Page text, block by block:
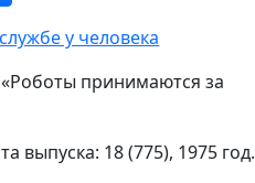
у человека
«Роботы принимаются за
выпуска: 18 (775), 1975 год.